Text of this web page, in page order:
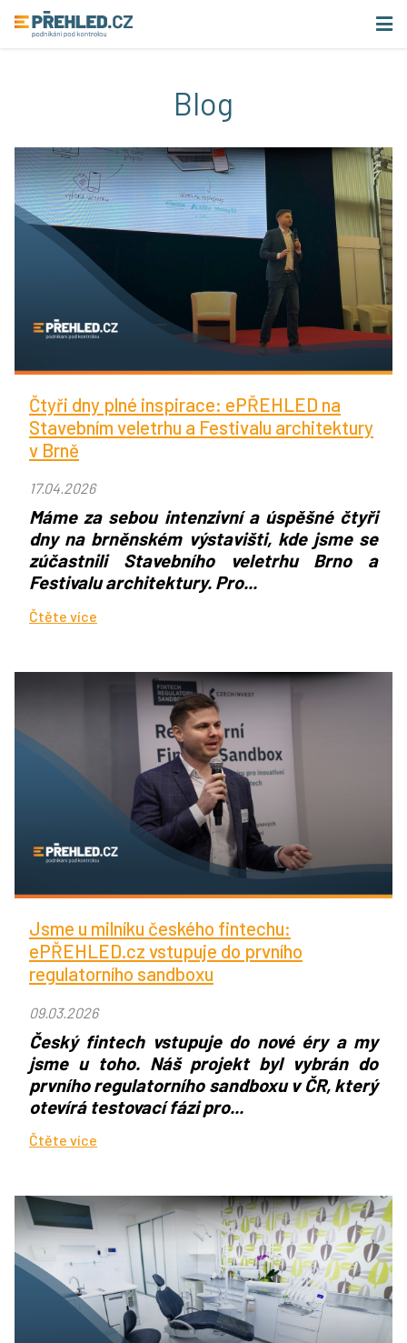
Blog
Čtyři dny plné inspirace: ePŘEHLED na
Stavebním veletrhu a Festivalu architektury
v Brně
17.04.2026
Máme za sebou intenzivní a úspěšné čtyři
dny na brněnském výstavišti, kde jsme se
zúčastnili Stavebního veletrhu Brno a
Festivalu architektury. Pro...
Čtěte více
Jsme u milníku českého fintechu:
ePŘEHLED.cz ​​vstupuje do prvního
regulatorního sandboxu
09.03.2026
Český fintech vstupuje do nové éry a my
jsme u toho. Náš projekt byl vybrán do
prvního regulatorního sandboxu v ČR, který
otevírá testovací fázi pro...
Čtěte více